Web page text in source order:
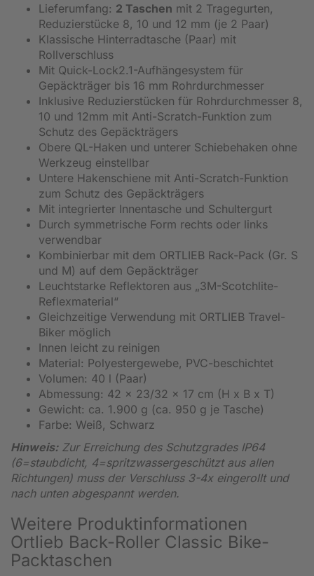
Lieferumfang: 2 Taschen mit 2 Tragegurten,
Reduzierstücke 8, 10 und 12 mm (je 2 Paar)
Klassische Hinterradtasche (Paar) mit
Rollverschluss
Mit Quick-Lock2.1-Aufhängesystem für
Gepäckträger bis 16 mm Rohrdurchmesser
Inklusive Reduzierstücken für Rohrdurchmesser 8,
10 und 12mm mit Anti-Scratch-Funktion zum
Schutz des Gepäckträgers
Obere QL-Haken und unterer Schiebehaken ohne
Werkzeug einstellbar
Untere Hakenschiene mit Anti-Scratch-Funktion
zum Schutz des Gepäckträgers
Mit integrierter Innentasche und Schultergurt
Durch symmetrische Form rechts oder links
verwendbar
Kombinierbar mit dem ORTLIEB Rack-Pack (Gr. S
und M) auf dem Gepäckträger
Leuchtstarke Reflektoren aus „3M-Scotchlite-
Reflexmaterial“
Gleichzeitige Verwendung mit ORTLIEB Travel-
Biker möglich
Innen leicht zu reinigen
Material: Polyestergewebe, PVC-beschichtet
Volumen: 40 l (Paar)
Abmessung: 42 x 23/32 x 17 cm (H x B x T)
Gewicht: ca. 1.900 g (ca. 950 g je Tasche)
Farbe: Weiß, Schwarz
Hinweis:Zur Erreichung des Schutzgrades IP64
(6=staubdicht, 4=spritzwassergeschützt aus allen
Richtungen) muss der Verschluss 3-4x eingerollt und
nach unten abgespannt werden.
Weitere Produktinformationen
Ortlieb Back-Roller Classic Bike-
Packtaschen